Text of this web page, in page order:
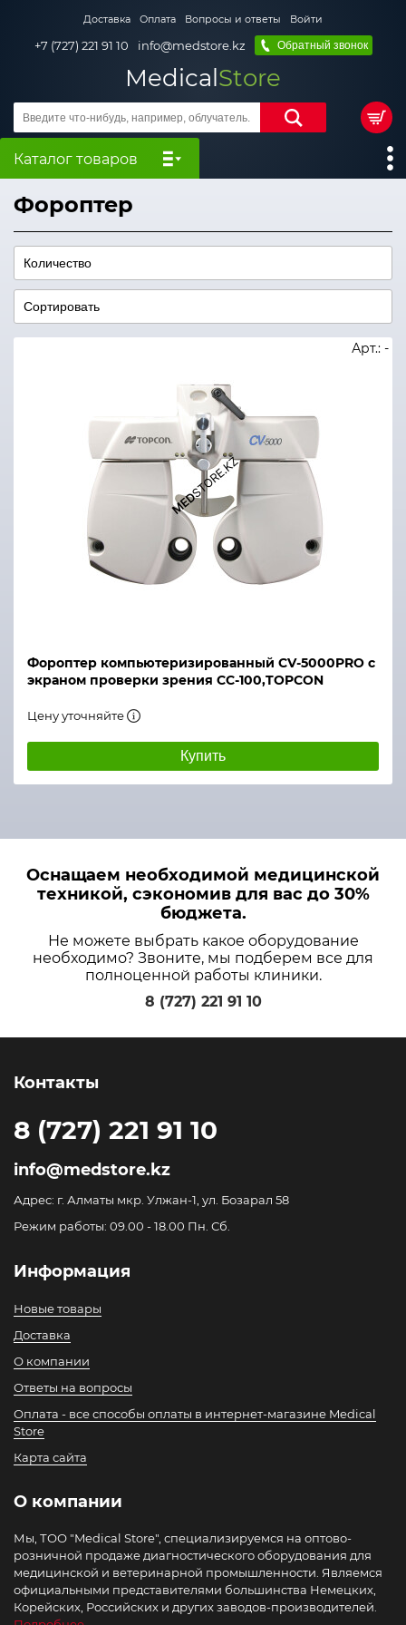
Доставка Оплата Вопросы и ответы Войти
+7 (727) 221 91 10 info@medstore.kz Обратный звонок
MedicalStore
Каталог товаров
Фороптер
Фороптер компьютеризированный CV-5000PRO с
экраном проверки зрения CC-100,TOPCON
Арт.: -
Цену уточняйте
Купить
Оснащаем необходимой медицинской
техникой, сэкономив для вас до 30%
бюджета.
Не можете выбрать какое оборудование
необходимо? Звоните, мы подберем все для
полноценной работы клиники.
8 (727) 221 91 10
Контакты
8 (727) 221 91 10
info@medstore.kz
Адрес: г. Алматы мкр. Улжан-1, ул. Бозарал 58
Режим работы: 09.00 - 18.00 Пн. Сб.
Информация
Новые товары
Доставка
О компании
Ответы на вопросы
Оплата - все способы оплаты в интернет-магазине Medical
Store
Карта сайта
О компании
Мы, ТОО "Medical Store", специализируемся на оптово-
розничной продаже диагностического оборудования для
медицинской и ветеринарной промышленности. Являемся
официальными представителями большинства Немецких,
Корейских, Российских и других заводов-производителей.